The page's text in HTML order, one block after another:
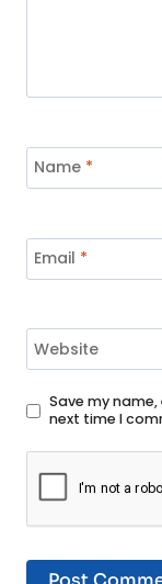
Name *
Email *
Website
Save my
next time I